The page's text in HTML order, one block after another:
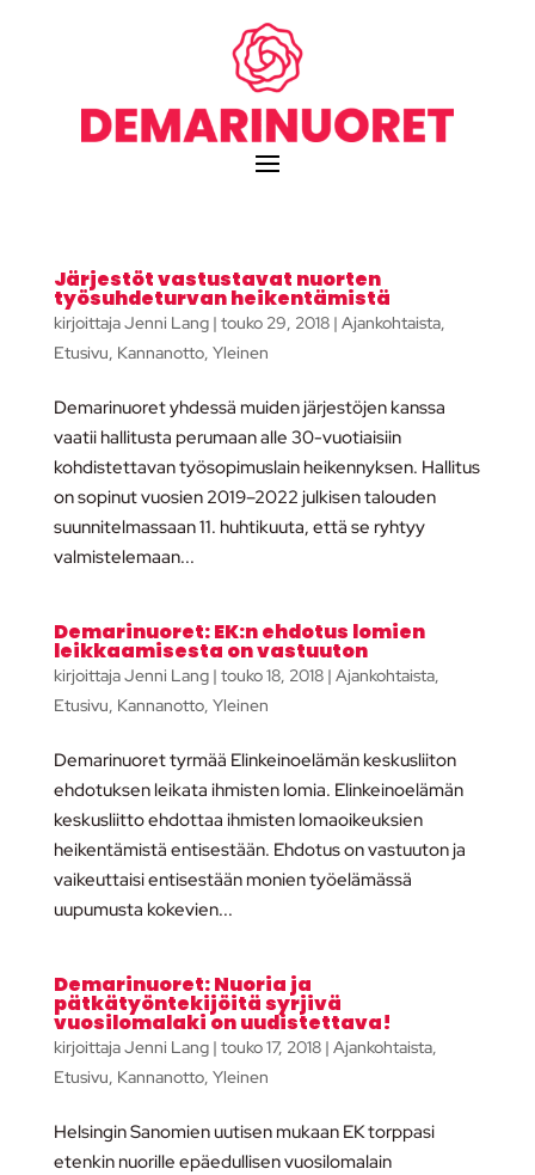
Järjestöt vastustavat nuorten
työsuhdeturvan heikentämistä
kirjoittajaJenni Lang| touko 29, 2018| Ajankohtaista,
Etusivu, Kannanotto, Yleinen
Demarinuoret yhdessä muiden järjestöjen kanssa
vaatii hallitusta perumaan alle 30-vuotiaisiin
kohdistettavan työsopimuslain heikennyksen. Hallitus
on sopinut vuosien 2019–2022 julkisen talouden
suunnitelmassaan 11. huhtikuuta, että se ryhtyy
valmistelemaan...
Demarinuoret: EK:n ehdotus lomien
leikkaamisesta on vastuuton
kirjoittajaJenni Lang| touko 18, 2018| Ajankohtaista,
Etusivu, Kannanotto, Yleinen
Demarinuoret tyrmää Elinkeinoelämän keskusliiton
ehdotuksen leikata ihmisten lomia. Elinkeinoelämän
keskusliitto ehdottaa ihmisten lomaoikeuksien
heikentämistä entisestään. Ehdotus on vastuuton ja
vaikeuttaisi entisestään monien työelämässä
uupumusta kokevien...
Demarinuoret: Nuoria ja
pätkätyöntekijöitä syrjivä
vuosilomalaki on uudistettava!
kirjoittajaJenni Lang| touko 17, 2018| Ajankohtaista,
Etusivu, Kannanotto, Yleinen
Helsingin Sanomien uutisen mukaan EK torppasi
etenkin nuorille epäedullisen vuosilomalain